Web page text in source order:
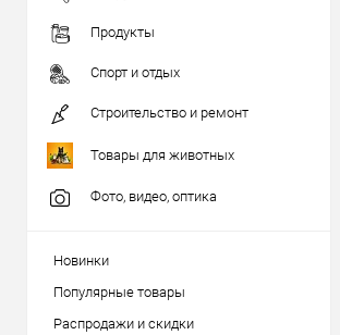
Продукты
Спорт и отдых
Строительство и ремонт
Товары для животных
Фото, видео, оптика
Новинки
Популярные товары
Распродажи и скидки